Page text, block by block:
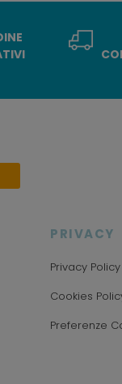
PRIVACY
Privacy Policy
Cookies
Preferenze